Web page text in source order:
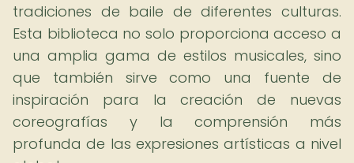
tradiciones de baile de diferentes culturas.
Esta biblioteca no solo proporciona acceso a
una amplia gama de estilos musicales, sino
que también sirve como una fuente de
inspiración para la creación de nuevas
coreografías y la comprensión más
profunda de las expresiones artísticas a nivel